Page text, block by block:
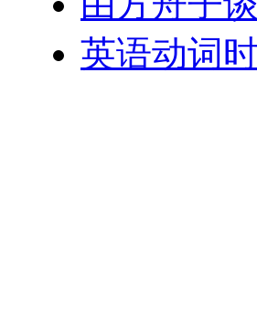
英语动词